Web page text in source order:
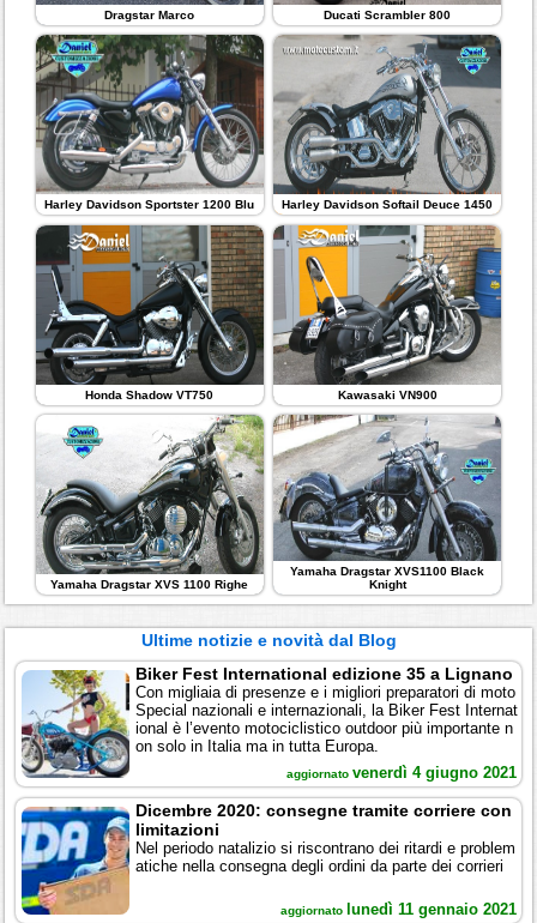
Dragstar Marco Ducati Scrambler 800
Harley Davidson Sportster 1200 Blu Harley Davidson Softail Deuce 1450
Honda Shadow VT750 Kawasaki VN900
Yamaha Dragstar XVS 1100 Righe
Yamaha Dragstar XVS1100 Black
Knight
Ultime notizie e novità dal Blog
Biker Fest International edizione 35 a Lignano
Con migliaia di presenze e i migliori preparatori di moto
Special nazionali e internazionali, la Biker Fest Internat
ional è l’evento motociclistico outdoor più importante n
on solo in Italia ma in tutta Europa.
aggiornato venerdì 4 giugno 2021
Dicembre 2020: consegne tramite corriere con
limitazioni
Nel periodo natalizio si riscontrano dei ritardi e problem
atiche nella consegna degli ordini da parte dei corrieri
aggiornato lunedì 11 gennaio 2021